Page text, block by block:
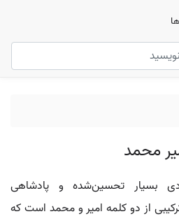
محمد
بسیار تحسین‌شده و پادشاهی
از دو کلمه امیر و محمد است که